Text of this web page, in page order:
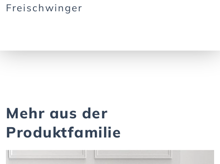
Freischwinger
Mehr aus der
Produktfamilie